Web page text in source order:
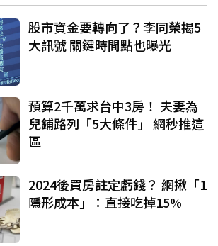
股市資金要轉向了？李同榮揭5
大訊號 關鍵時間點也曝光
預算2千萬求台中3房！ 夫妻為
兒鋪路列「5大條件」 網秒推這
區
2024後買房註定虧錢？ 網揪「1
隱形成本」：直接吃掉15%